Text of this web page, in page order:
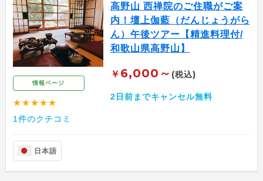
情報ページ
★★★★★
1件のクチコミ
高野山 西禅院のご住職がご案
内！壇上伽藍（だんじょうがら
ん）午後ツアー【精進料理付/
和歌山県高野山】
￥ 6,000～ (税込)
2日前までキャンセル無料
日本語